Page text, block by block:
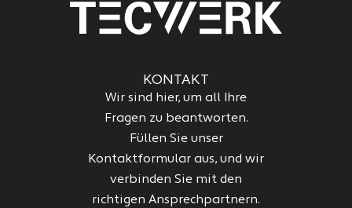
KONTAKT
Wir sind hier, um all Ihre
Fragen zu beantworten.
Füllen Sie unser
Kontaktformular aus, und wir
verbinden Sie mit den
richtigen Ansprechpartnern.